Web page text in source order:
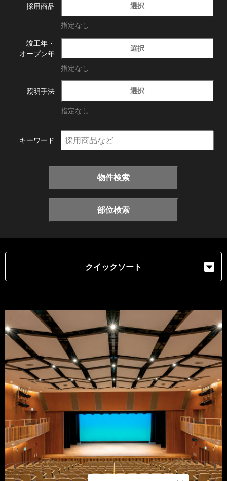
採用商品 選択
指定なし
竣工年・
オープン年
選択
指定なし
照明手法 選択
指定なし
キーワード
物件検索
部位検索
クイックソート